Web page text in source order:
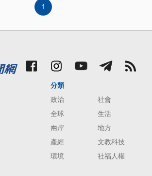
1
分類
政治
社會
全球
生活
兩岸
地方
產經
文教科技
環境
社福人權